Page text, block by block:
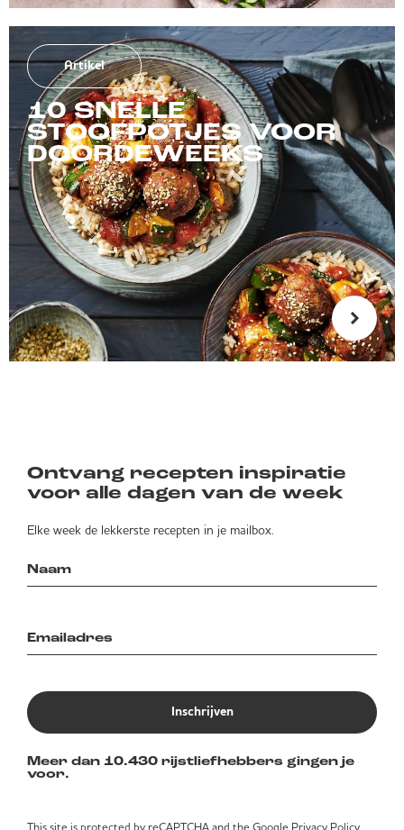
Artikel
10 SNELLE
STOOFPOTJES VOOR
DOORDEWEEKS
Ontvang recepten inspiratie
voor alle dagen van de week
Elke week de lekkerste recepten in je mailbox.
Inschrijven
Meer dan 10.430 rijstliefhebbers gingen je
voor.
This site is protected by reCAPTCHA and the Google Privacy Policy